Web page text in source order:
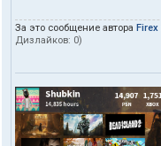
За это сообщение автора Firex
Дизлайков: 0)